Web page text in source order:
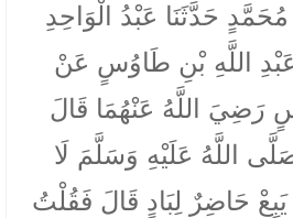
حَدَّثَنَا عَبْدُ الْوَاحِدِ
اللَّهِ بْنِ طَاوُسٍ عَنْ
رَضِيَ اللَّهُ عَنْهُمَا قَالَ
اللَّهُ عَلَيْهِ وَسَلَّمَ لَا
يَبِعْ حَاضِرٌ لِبَادٍ قَالَ فَقُلْتُ